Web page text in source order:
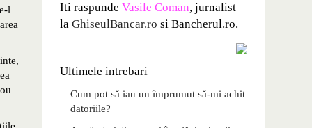
l
Iti raspunde Vasile Coman, jurnalist
la GhiseulBancar.ro si Bancherul.ro.
Ultimele intrebari
Cum pot să iau un împrumut să-mi achit
datoriile?